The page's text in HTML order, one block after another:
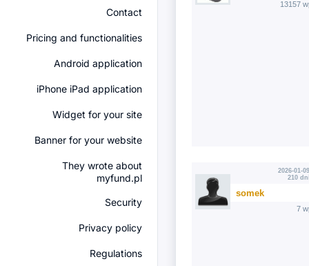
Contact
Pricing and functionalities
Android application
iPhone iPad application
Widget for your site
Banner for your website
They wrote about
myfund.pl
Security
Privacy policy
Regulations
13157
2026-01-
210
somek
7